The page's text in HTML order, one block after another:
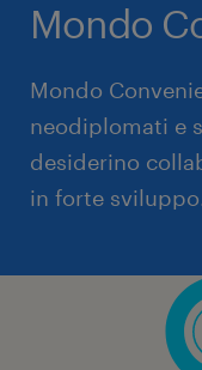
Mondo
Mondo
neodiplomati e
desiderino
in forte